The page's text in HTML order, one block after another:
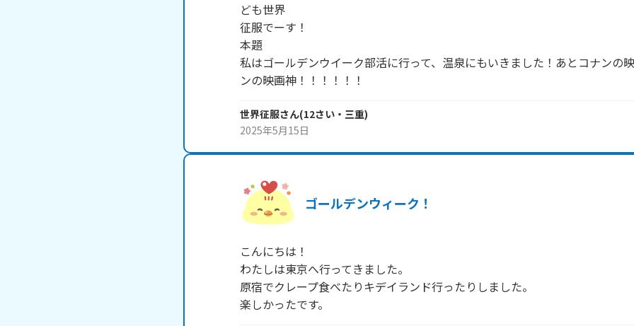
ども世界
征服でーす！
本題
私はゴールデンウイーク部活に行って、温泉にもいきました！あとコナンの
ンの映画神！！！！！！
世界征服さん(12さい・ 三重)
2025年5月15日
ゴールデンウィーク！
こんにちは！
わたしは東京へ行ってきました。
原宿でクレープ食べたりキデイランド行ったりしました。